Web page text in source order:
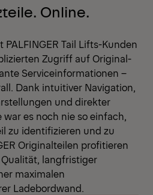
Online.
Tail Lifts-Kunden
Zugriff auf Original-
Serviceinformationen –
Dank intuitiver Navigation,
und direkter
es noch nie so einfach,
zu identifizieren und zu
Originalteilen profitieren
langfristiger
maximalen
Ladebordwand.